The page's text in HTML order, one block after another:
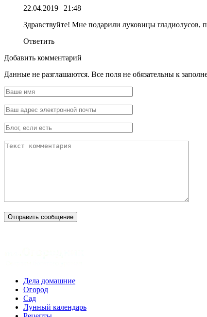
22.04.2019 | 21:48
Здравствуйте! Мне подарили луковицы
Ответить
Добавить комментарий
Данные не разглашаются. Все поля не обязательны к
Дела домашние
Огород
Сад
Лунный календарь